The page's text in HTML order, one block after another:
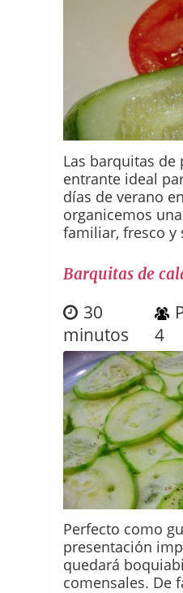
Las barquitas de
entrante ideal
días de verano
organicemos
familiar, fresco y
Barquitas de
30
minutos
4
Perfecto como
presentación
quedará
comensales. De